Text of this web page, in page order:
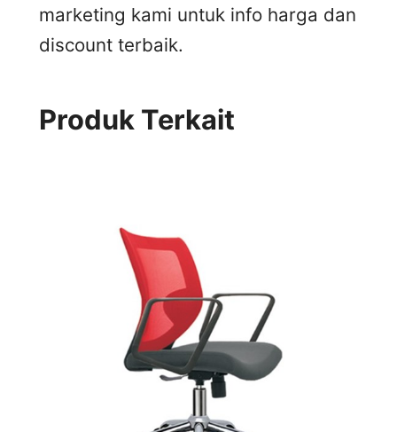
marketing kami untuk info harga dan
discount terbaik.
Produk Terkait